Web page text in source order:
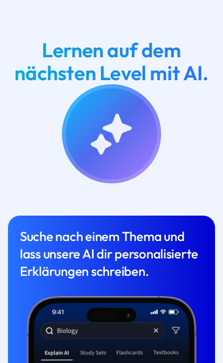
Lernen auf dem
nächsten Level mit AI.
Suche nach einem Thema und
lass unsere AI dir personalisierte
Erklärungen schreiben.